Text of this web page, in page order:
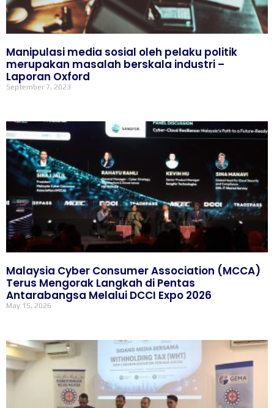
Manipulasi media sosial oleh pelaku politik
merupakan masalah berskala industri –
Laporan Oxford
September 7, 2023
Malaysia Cyber Consumer Association (MCCA)
Terus Mengorak Langkah di Pentas
Antarabangsa Melalui DCCI Expo 2026
May 15, 2026